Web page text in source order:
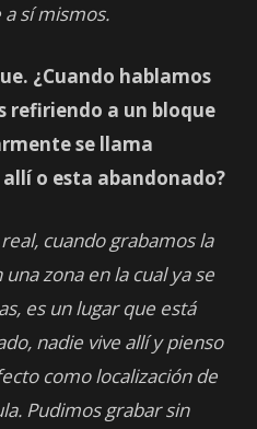
sí mismos.
¿Cuando hablamos
refiriendo a un bloque
se llama
o esta abandonado?
cuando grabamos la
zona en la cual ya se
es un lugar que está
nadie vive allí y pienso
como localización de
Pudimos grabar sin